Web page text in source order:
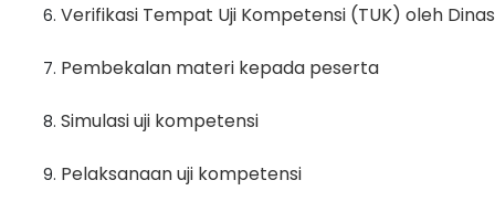
Verifikasi Tempat Uji Kompetensi (TUK) oleh
Pembekalan materi kepada peserta
Simulasi uji kompetensi
Pelaksanaan uji kompetensi